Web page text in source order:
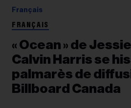
Français
FRANÇAIS
« Ocean » de
Calvin Harris se
palmarès de
Billboard Canada